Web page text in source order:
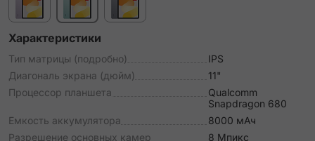
Характеристики
Тип матрицы (подробно)
IPS
Диагональ экрана (дюйм)
11"
Процессор планшета
Qualcomm
Snapdragon 680
Емкость аккумулятора
8000 мАч
Разрешение основных камер
8 Мпикс